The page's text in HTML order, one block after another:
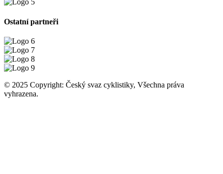
Ostatní partneři
© 2025 Copyright: Český svaz cyklistiky, Všechna práva
vyhrazena.